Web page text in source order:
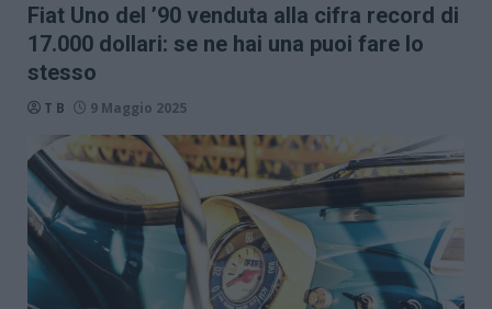
Fiat Uno del ’90 venduta alla cifra record di
17.000 dollari: se ne hai una puoi fare lo
stesso
T B 9 Maggio 2025